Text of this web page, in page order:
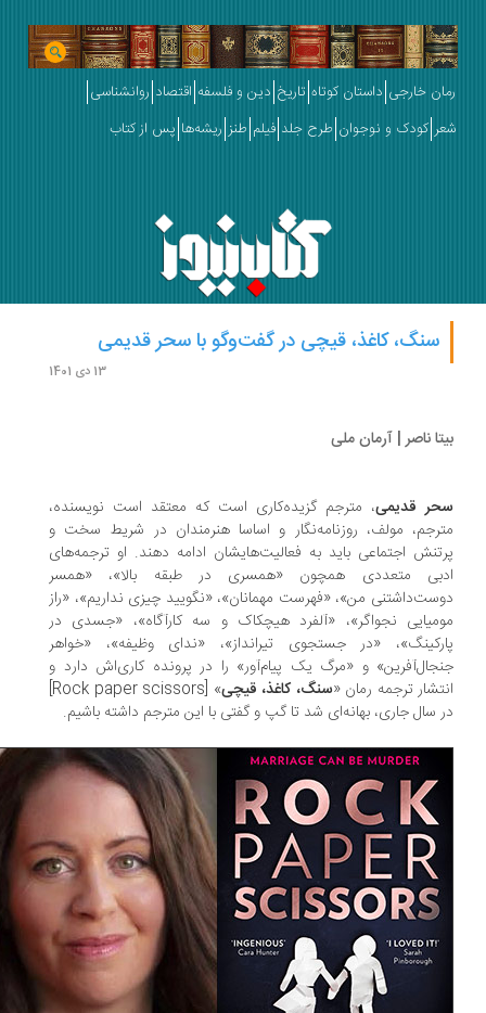
خارجی داستان کوتاه تاریخ دین و فلسفه اقتصاد روانشناسی
کودک و نوجوان طرح جلد فیلم طنز ریشه‌ها پس از کتاب
سنگ، کاغذ، قیچی در گفت‌وگو با سحر قدیمی
ناصر | آرمان ملی
قدیمی ، مترجم گزیده‌کاری ا‌ست که معتقد است نویسنده،
مولف، روزنامه‌‌نگار و اساسا هنرمندان در شریط سخت و
اجتماعی باید به فعالیت‌هایشان ادامه دهند. او ترجمه‌های
متعددی همچون «همسری در طبقه بالا»، «همسر
من»، «فهرست مهمانان»، «نگویید چیزی نداریم»، «راز
نجواگر»، «آلفرد هیچکاک و سه کارآگاه»، «جسدی در
«در جستجوی تیرانداز»، «ندای وظیفه»، «خواهر
و «مرگ یک پیام‌آور» را در پرونده کاری‌اش دارد و
ترجمه رمان « سنگ، کاغذ، قیچی
سال جاری، بهانه‌ای شد تا گپ و گفتی با این مترجم داشته باشیم.